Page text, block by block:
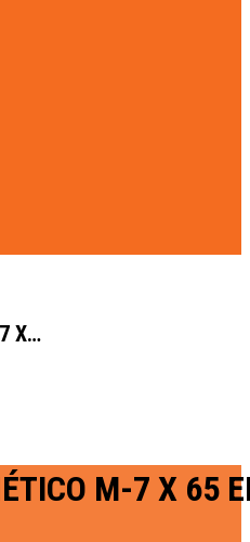
X…
M-7 X 65